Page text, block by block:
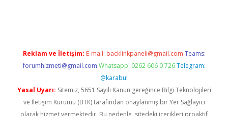
Reklam ve İletişim: E-mail: backlinkpaneli@gmail.com Teams:
forumhizmeti@gmail.com Whatsapp: 0262 606 0 726 Telegram:
@karabul
Yasal Uyarı: Sitemiz, 5651 Sayılı Kanun gereğince Bilgi Teknolojileri
ve İletişim Kurumu (BTK) tarafından onaylanmış bir Yer Sağlayıcı
olarak hizmet vermektedir. Bu nedenle, sitedeki içerikleri proaktif